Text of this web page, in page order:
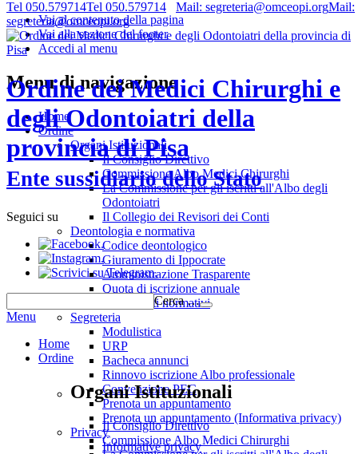
Vai al contenuto della pagina
Vai alla sezione del footer
Accedi al menu
Tel 050.579714Tel 050.579714 Mail: segreteria@omceopi.orgMail:
segreteria@omceopi.org
Ordine dei Medici Chirurghi e
degli Odontoiatri della
provincia di Pisa
Ente sussidiario dello Stato
Seguici su
.
.
.
Cerca …
Menu
Home
Ordine
Organi Istituzionali
Il Consiglio Direttivo
Commissione Albo Medici Chirurghi
Menu di navigazione
Home
Ordine
Organi Istituzionali
Il Consiglio Direttivo
Commissione Albo Medici Chirurghi
La Commissione per gli iscritti all'Albo degli
Odontoiatri
Il Collegio dei Revisori dei Conti
Deontologia e normativa
Codice deontologico
Giuramento di Ippocrate
Amministrazione Trasparente
Quota di iscrizione annuale
Riferimenti normativi
Segreteria
Modulistica
URP
Bacheca annunci
Rinnovo iscrizione Albo professionale
Convenzione PEC
Prenota un appuntamento
Prenota un appuntamento (Informativa privacy)
Privacy
Informative privacy